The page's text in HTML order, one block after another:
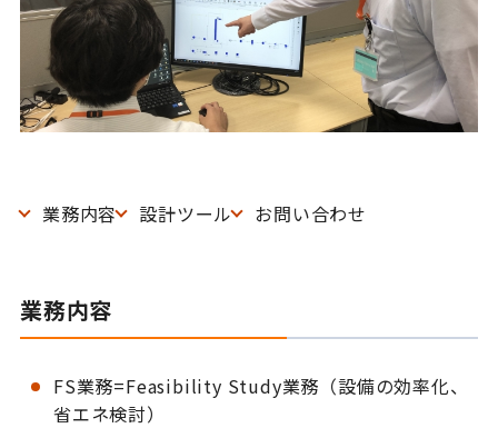
業務内容 設計ツール お問い合わせ
業務内容
FS業務=Feasibility Study業務（設備の効率化、
省エネ検討）